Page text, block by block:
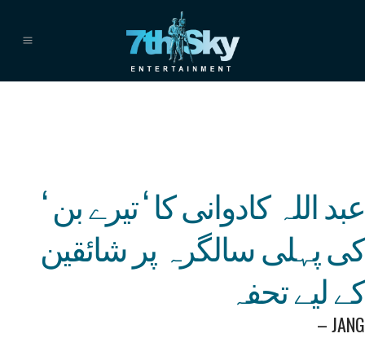
عبد اللہ کادوانی کا ‘ تیرے بن ‘
کی پہلی سالگرہ پر شائقین
کے لیے تحفہ
– JANG